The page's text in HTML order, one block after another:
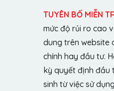
TUYÊN BỐ MIỄN
mức độ rủi ro cao
dung trên website
chính hay đầu tư.
kỳ quyết định đầu
sinh từ việc sử